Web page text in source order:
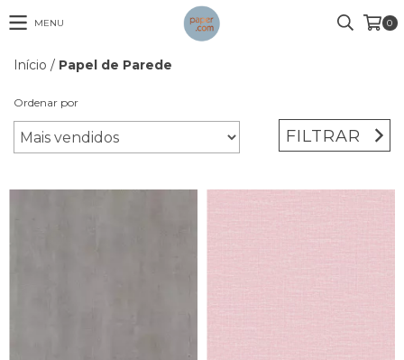
MENU 0
Início / Papel de Parede
Ordenar por
FILTRAR